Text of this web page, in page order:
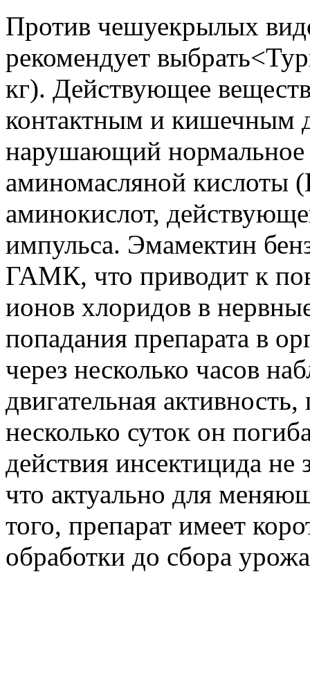
Против чешуекрылых
рекомендует
кг). Действующее
контактным и кишечным
нарушающий нормальное
аминомасляной
аминокислот,
импульса. Эмамектин
ГАМК, что приводит к
ионов хлоридов в
попадания препарата в
через несколько часов
двигательная
несколько суток он
действия инсектицида не
что актуально для
того, препарат имеет
обработки до сбора